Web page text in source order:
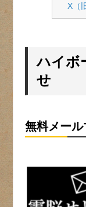
X（
ハイボ
せ
無料メール